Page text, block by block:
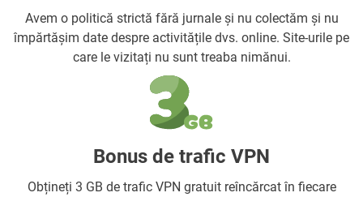
Avem o politică strictă fără jurnale și nu colectăm și nu
împărtășim date despre activitățile dvs. online. Site-urile pe
care le vizitați nu sunt treaba nimănui.
Bonus de trafic VPN
Obțineți 3 GB de trafic VPN gratuit reîncărcat în fiecare